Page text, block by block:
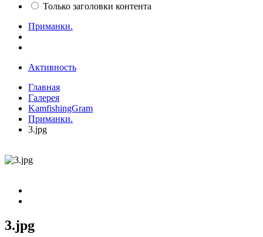
Только заголовки контента
Приманки.
Активность
Главная
Галерея
KamfishingGram
Приманки.
3.jpg
3.jpg